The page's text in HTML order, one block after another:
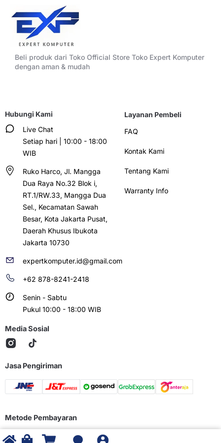
Beli produk dari Toko Official Store Toko Expert Komputer
dengan aman & mudah
Hubungi Kami
Live Chat
Setiap hari | 10:00 - 18:00
WIB
Ruko Harco, Jl. Mangga
Dua Raya No.32 Blok i,
RT.1/RW.33, Mangga Dua
Sel., Kecamatan Sawah
Besar, Kota Jakarta Pusat,
Daerah Khusus Ibukota
Jakarta 10730
expertkomputer.id@gmail.com
+62 878-8241-2418
Senin - Sabtu
Pukul 10:00 - 18:00 WIB
Layanan Pembeli
FAQ
Kontak Kami
Tentang Kami
Warranty Info
Media Sosial
Jasa Pengiriman
Metode Pembayaran